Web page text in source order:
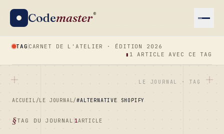
Codemaster®
TAG CARNET DE L'ATELIER · ÉDITION 2026
▮ 1 ARTICLE AVEC CE TAG
LE JOURNAL · TAG
ACCUEIL/LE JOURNAL/#ALTERNATIVE SHOPIFY
TAG DU JOURNAL 1ARTICLE